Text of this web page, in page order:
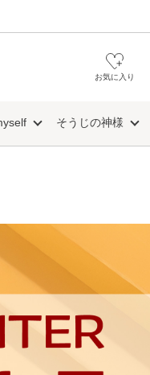
お気に入り
そうじの神様